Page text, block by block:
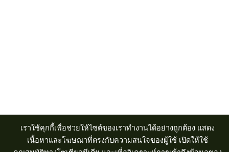
เราใช้คุกกี้เพื่อช่วยให้ไซต์ของเราทำงานได้อย่างถูกต้อง แสดง
เนื้อหาและโฆษณาที่ตรงกับความสนใจของผู้ใช้ เปิดให้ใช้